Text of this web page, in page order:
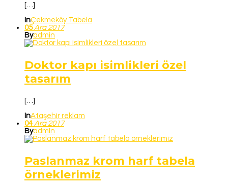
[…]
InÇekmeköy Tabela
05 Ara 2017
Byadmin
Doktor kapı isimlikleri özel
tasarım
[…]
InAtaşehir reklam
04 Ara 2017
Byadmin
Paslanmaz krom harf tabela
örneklerimiz